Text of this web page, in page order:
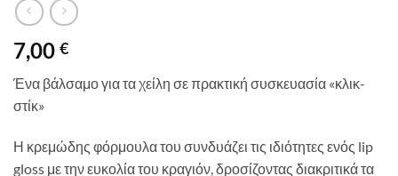
7,00 €
Ένα βάλσαμο για τα χείλη σε πρακτική συσκευασία «κλικ-
στίκ»
Η κρεμώδης φόρμουλα του συνδυάζει τις ιδιότητες ενός lip
gloss με την ευκολία του κραγιόν, δροσίζοντας διακριτικά τα